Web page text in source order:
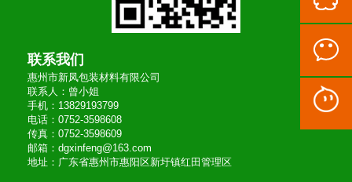
联系我们
惠州市新凤包装材料有限公司
联系人：曾小姐
手机：13829193799
电话：0752-3598608
传真：0752-3598609
邮箱：dgxinfeng@163.com
地址：广东省惠州市惠阳区新圩镇红田管理区